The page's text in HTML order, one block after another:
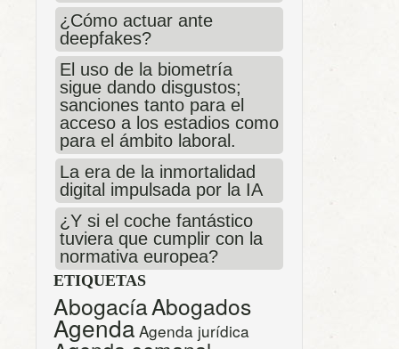
¿Cómo actuar ante
deepfakes?
El uso de la biometría
sigue dando disgustos;
sanciones tanto para el
acceso a los estadios como
para el ámbito laboral.
La era de la inmortalidad
digital impulsada por la IA
¿Y si el coche fantástico
tuviera que cumplir con la
normativa europea?
ETIQUETAS
AbogacíaAbogados
Agenda Agenda jurídica